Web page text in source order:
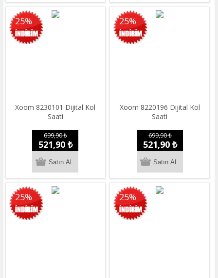
25%
Xoom 8230101 Dijital Kol
Saati
699,90 ₺
521,90 ₺
25%
Xoom 8220196 Dijital Kol
Saati
699,90 ₺
521,90 ₺
25% 25%